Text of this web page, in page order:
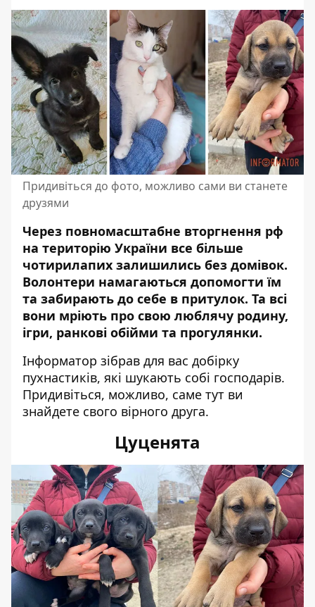
Придивіться до фото, можливо сами ви станете
друзями
Через повномасштабне вторгнення рф
на територію України все більше
чотирилапих залишились без домівок.
Волонтери намагаються допомогти їм
та забирають до себе в притулок. Та всі
вони мріють про свою люблячу родину,
ігри, ранкові обійми та прогулянки.
Інформатор зібрав для вас добірку
пухнастиків, які шукають собі господарів.
Придивіться, можливо, саме тут ви
знайдете свого вірного друга.
Цуценята